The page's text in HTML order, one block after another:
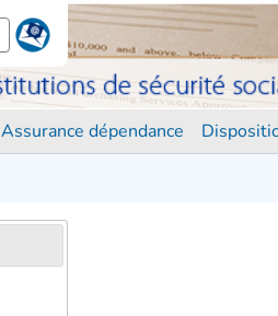
Assurance dépendance